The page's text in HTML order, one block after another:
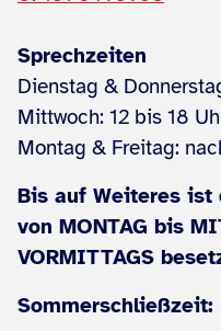
Sprechzeiten
Dienstag &
Mittwoch: 12 bis 18
Montag & Freitag:
Bis auf Weiteres ist
von MONTAG bis
VORMITTAGS